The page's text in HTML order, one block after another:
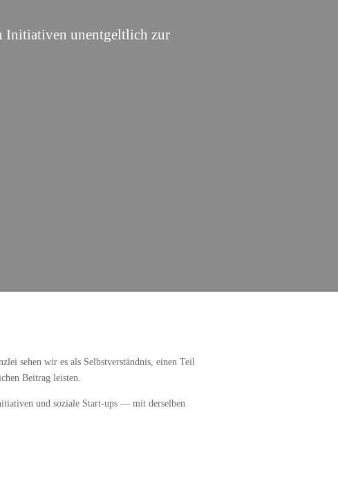
Initiativen unentgeltlich zur
sehen wir es als Selbstverständnis, einen Teil
Beitrag leisten.
und soziale Start-ups — mit derselben